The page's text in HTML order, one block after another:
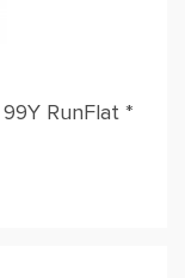
RunFlat *